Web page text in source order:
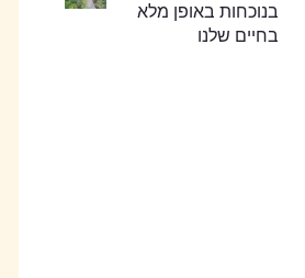
בנוכחות באופן מלא
בחיים שלנו